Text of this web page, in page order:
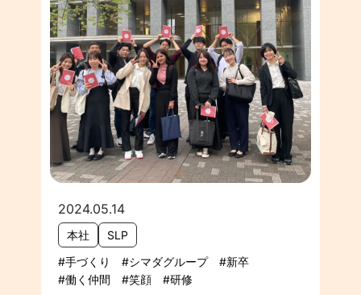
2024.05.14
本社
SLP
手づくり
シマダグループ
新卒
働く仲間
笑顔 研修